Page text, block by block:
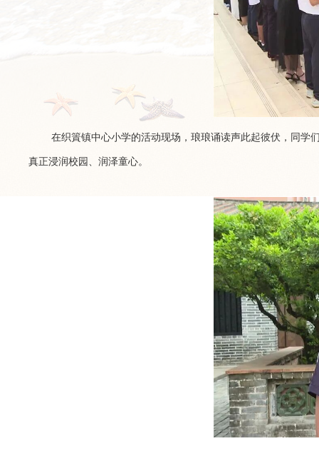
在织篢镇中心小学的活动现场，琅琅诵读声此起彼伏，同学
真正浸润校园、润泽童心。